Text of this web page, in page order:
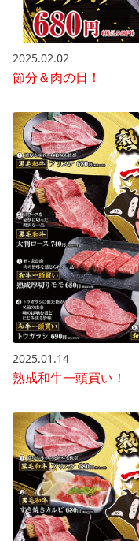
2025.02.02
節分＆肉の日！
2025.01.14
熟成和牛一頭買い！